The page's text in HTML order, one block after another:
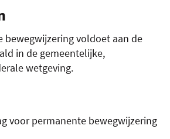
bewegwijzering voldoet aan de
in de gemeentelijke,
wetgeving.
voor permanente bewegwijzering